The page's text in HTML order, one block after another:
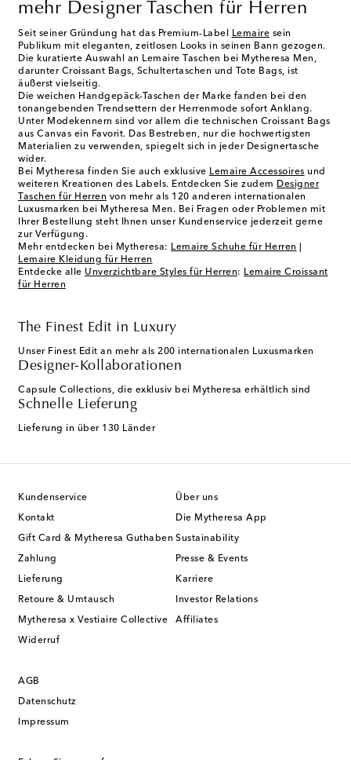
mehr Designer Taschen für Herren
Seit seiner Gründung hat das Premium-Label Lemaire sein
Publikum mit eleganten, zeitlosen Looks in seinen Bann gezogen.
Die kuratierte Auswahl an Lemaire Taschen bei Mytheresa Men,
darunter Croissant Bags, Schultertaschen und Tote Bags, ist
äußerst vielseitig.
Die weichen Handgepäck-Taschen der Marke fanden bei den
tonangebenden Trendsettern der Herrenmode sofort Anklang.
Unter Modekennern sind vor allem die technischen Croissant Bags
aus Canvas ein Favorit. Das Bestreben, nur die hochwertigsten
Materialien zu verwenden, spiegelt sich in jeder Designertasche
wider.
Bei Mytheresa finden Sie auch exklusive Lemaire Accessoires und
weiteren Kreationen des Labels. Entdecken Sie zudem Designer
Taschen für Herren von mehr als 120 anderen internationalen
Luxusmarken bei Mytheresa Men. Bei Fragen oder Problemen mit
Ihrer Bestellung steht Ihnen unser Kundenservice jederzeit gerne
zur Verfügung.
Mehr entdecken bei Mytheresa: Lemaire Schuhe für Herren
Lemaire Kleidung für Herren
Entdecke alle Unverzichtbare Styles für Herren: Lemaire Croissant
für Herren
The Finest Edit in Luxury
Unser Finest Edit an mehr als 200 internationalen Luxusmarken
Designer-Kollaborationen
Capsule Collections, die exklusiv bei Mytheresa erhältlich sind
Schnelle Lieferung
Lieferung in über 130 Länder
Kundenservice
Kontakt
Gift Card & Mytheresa Guthaben
Zahlung
Lieferung
Retoure & Umtausch
Mytheresa x Vestiaire Collective
Widerruf
Über uns
Die Mytheresa App
Sustainability
Presse & Events
Karriere
Investor Relations
Affiliates
AGB
Datenschutz
Impressum